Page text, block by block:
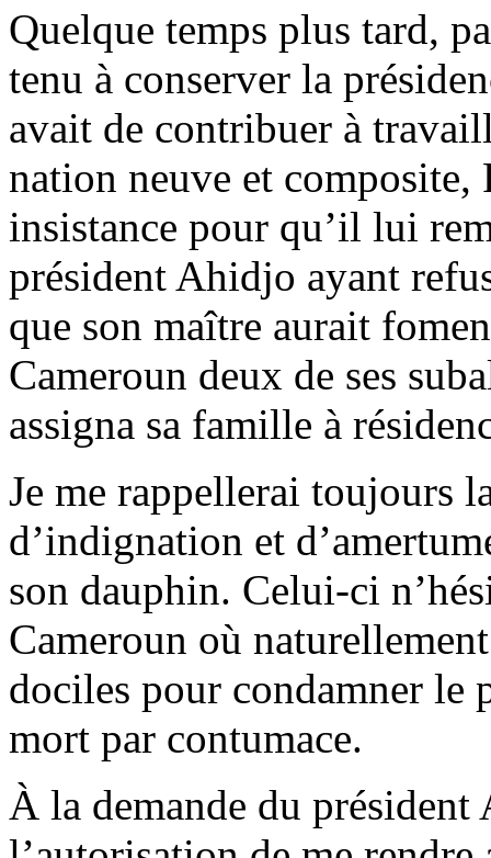
Quelque temps plus tard,
tenu à conserver la
avait de contribuer à
nation neuve et
insistance pour qu’il lui
président Ahidjo ayant
que son maître aurait
Cameroun deux de ses
assigna sa famille à
Je me rappellerai toujours
d’indignation et
son dauphin. Celui-ci
Cameroun où
dociles pour condamner le
mort par contumace.
À la demande du